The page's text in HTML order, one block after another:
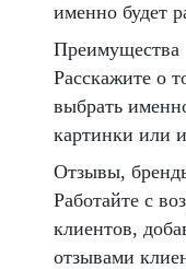
именно будет
Преимущества
Расскажите о
выбрать
картинки или
Отзывы,
Работайте с
клиентов,
отзывами